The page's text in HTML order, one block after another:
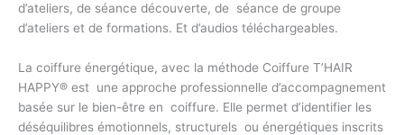
d’ateliers, de séance découverte, de séance de groupe
d’ateliers et de formations. Et d’audios téléchargeables.
La coiffure énergétique, avec la méthode Coiffure T’HAIR
HAPPY® est une approche professionnelle d’accompagnement
basée sur le bien-être en coiffure. Elle permet d’identifier les
déséquilibres émotionnels, structurels ou énergétiques inscrits